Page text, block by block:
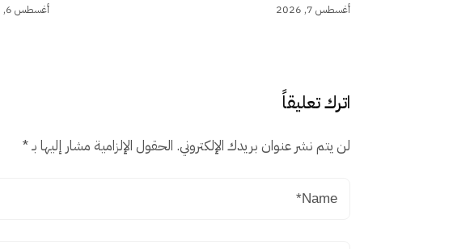
أغسطس 7, 2026 أغسطس 6, 2026
اترك تعليقاً
لن يتم نشر عنوان بريدك الإلكتروني. الحقول الإلزامية مشار إليها بـ*